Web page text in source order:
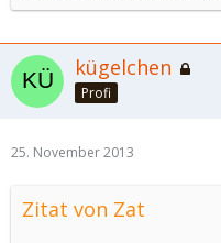
kügelchen
Profi
25. November 2013
Zitat von Zat